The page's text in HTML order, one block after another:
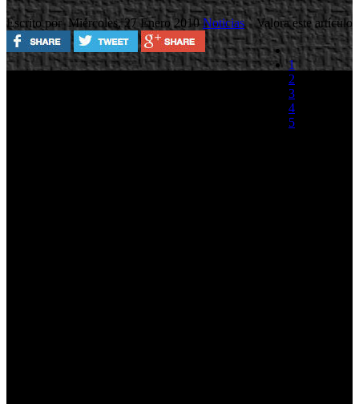
Escrito porMiércoles, 27 Enero 2010Noticias Valora este artículo
1
2
3
4
5
Plataforma:PlayStation 3